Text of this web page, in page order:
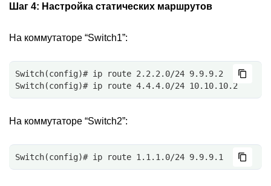
Шаг 4: Настройка статических маршрутов
На коммутаторе “Switch1”:
Switch(config)# ip route 2.2.2.0/24 9.9.9.2
Switch(config)# ip route 4.4.4.0/24 10.10.10.2
На коммутаторе “Switch2”:
Switch(config)# ip route 1.1.1.0/24 9.9.9.1